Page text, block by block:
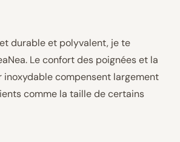
durable et polyvalent, je te
Le confort des poignées et la
compensent largement
comme la taille de certains